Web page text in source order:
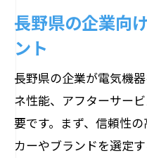
長野県の企業向
ント
長野県の企業が電気機
ネ性能、アフターサー
要です。まず、信頼性
カーやブランドを選定